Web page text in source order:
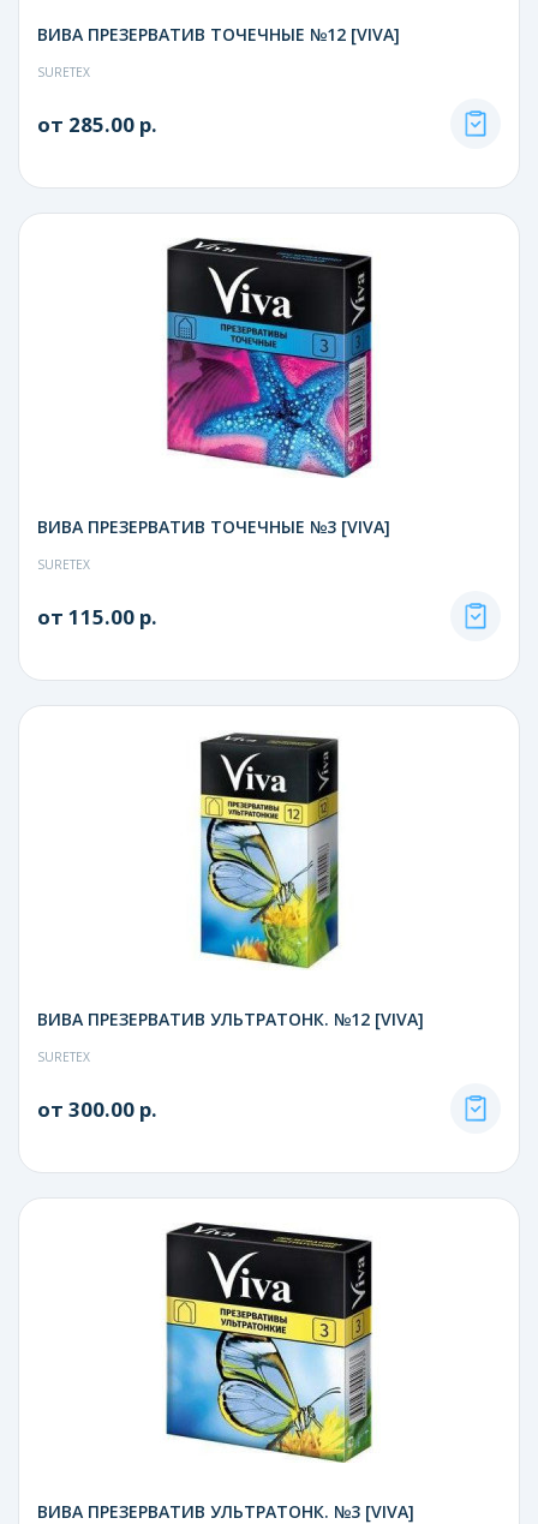
ВИВА ПРЕЗЕРВАТИВ ТОЧЕЧНЫЕ №12 [VIVA]
SURETEX
от 285.00 р.
ВИВА ПРЕЗЕРВАТИВ ТОЧЕЧНЫЕ №3 [VIVA]
SURETEX
от 115.00 р.
ВИВА ПРЕЗЕРВАТИВ УЛЬТРАТОНК. №12 [VIVA]
SURETEX
от 300.00 р.
ВИВА ПРЕЗЕРВАТИВ УЛЬТРАТОНК. №3 [VIVA]